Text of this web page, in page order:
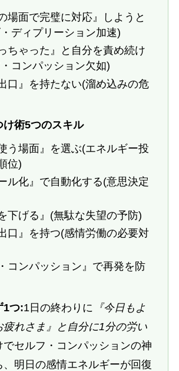
場面で完璧に対応』しようと
ディプリーション加速)
ちゃった』と自分を責め続け
コンパッション欠如)
口』を持たない(溜め込みの危
け術5つのスキル
う場面』を選ぶ(エネルギー投
位)
ル化』で自動化する(意思決定
下げる』(無駄な失望の予防)
口』を持つ(感情労働の必要対
コンパッション』で再発を防
1つ:1日の終わりに
『今日もよ
疲れさま』と自分に1分の労い
でセルフ・コンパッションの神
明日の感情エネルギーが回復